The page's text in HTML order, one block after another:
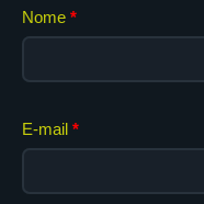
Nome *
E-mail *